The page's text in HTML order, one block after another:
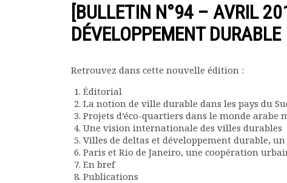
Statuts de l’association
Vie de l’association
Assemblées générales
Comptes rendus mensuels
Rapports moraux
Rapports financiers
Présentation du bulletin
Comité de rédaction
[BULLETIN N°94 – AVRIL
DÉVELOPPEMENT DURABLE
Retrouvez dans cette nouvelle édition :
Éditorial
La notion de ville durable dans les pays du
Projets d’éco-quartiers dans le monde
Une vision internationale des villes durables
Villes de deltas et développement durable,
Paris et Rio de Janeiro, une coopération
En bref
Publications